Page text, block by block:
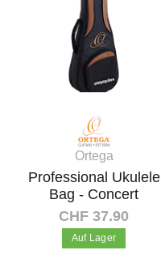
Ortega
Professional Ukulele
Bag - Concert
CHF 37.90
Auf Lager